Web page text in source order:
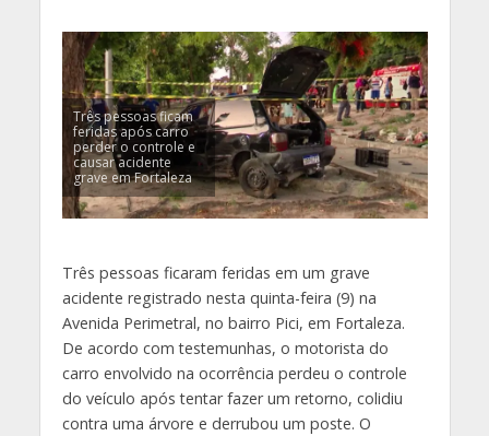
Três pessoas ficam
feridas após carro
perder o controle e
causar acidente
grave em Fortaleza
Três pessoas ficaram feridas em um grave
acidente registrado nesta quinta-feira (9) na
Avenida Perimetral, no bairro Pici, em Fortaleza.
De acordo com testemunhas, o motorista do
carro envolvido na ocorrência perdeu o controle
do veículo após tentar fazer um retorno, colidiu
contra uma árvore e derrubou um poste. O